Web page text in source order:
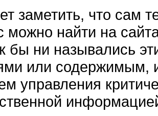
заметить, что сам
можно найти на
бы ни назывались
или содержимым,
управления